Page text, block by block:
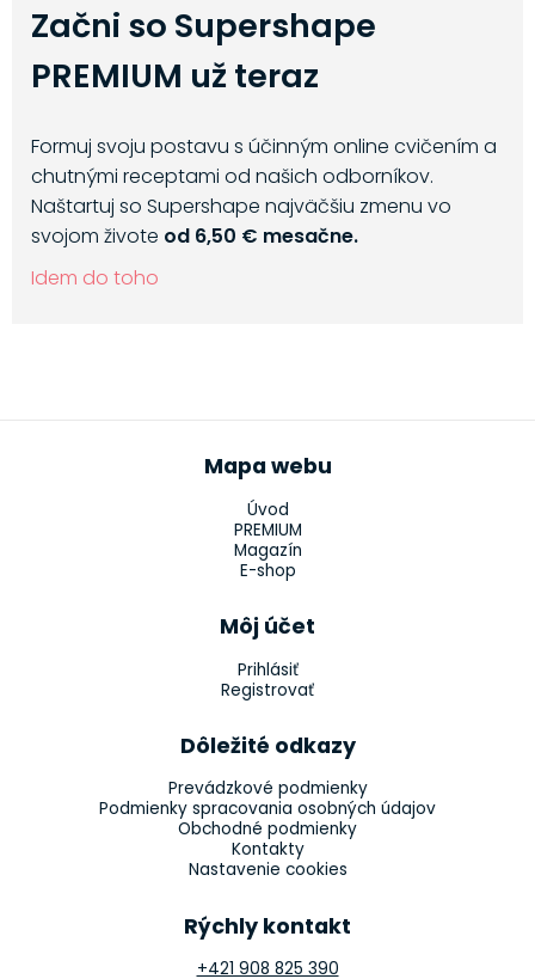
Začni so Supershape
PREMIUM už teraz
Formuj svoju postavu s účinným online cvičením a
chutnými receptami od našich odborníkov.
Naštartuj so Supershape najväčšiu zmenu vo
svojom živote od 6,50 € mesačne.
Idem do toho
Mapa webu
Úvod
PREMIUM
Magazín
E-shop
Môj účet
Prihlásiť
Registrovať
Dôležité odkazy
Prevádzkové podmienky
Podmienky spracovania osobných údajov
Obchodné podmienky
Kontakty
Nastavenie cookies
Rýchly kontakt
+421 908 825 390